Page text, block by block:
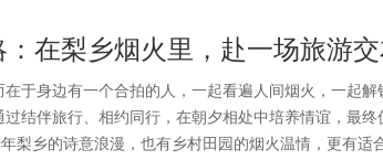
在梨乡烟火里，赴一场旅游
于身边有一个合拍的人，一起看遍人间烟火，一起
结伴旅行、相约同行，在朝夕相处中培养情谊，最
年梨乡的诗意浪漫，也有乡村田园的烟火温情，更有